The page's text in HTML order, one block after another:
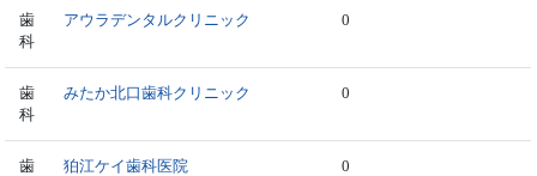
歯
科
アウラデンタルクリニック 0
歯
科
みたか北口歯科クリニック 0
歯
狛江ケイ歯科医院 0